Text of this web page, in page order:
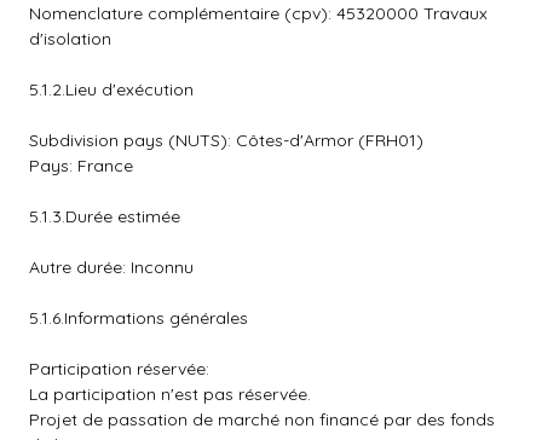
Nomenclature complémentaire (cpv): 45320000 Travaux
d'isolation
5.1.2.Lieu d'exécution
Subdivision pays (NUTS): Côtes-d'Armor (FRH01)
Pays: France
5.1.3.Durée estimée
Autre durée: Inconnu
5.1.6.Informations générales
Participation réservée:
La participation n'est pas réservée.
Projet de passation de marché non financé par des fonds